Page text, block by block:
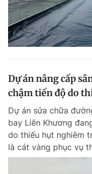
Dự án nâng cấp
chậm tiến độ do
Dự án sửa chữa
bay Liên Khương
do thiếu hụt nghiêm
là cát vàng phục vụ